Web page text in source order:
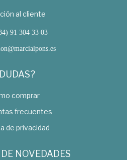
al cliente
91 304 33 03
comprar
frecuentes
de privacidad
NOVEDADES